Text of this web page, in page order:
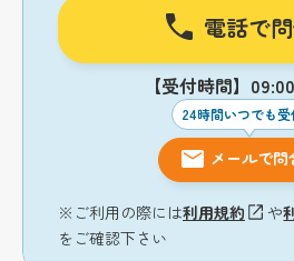
電話で
【受付時間】
24時間いつでも受
メールで問
※ご利用の際には利用規約 や
をご確認下さい